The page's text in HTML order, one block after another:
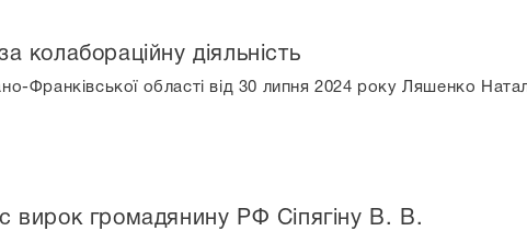
колабораційну діяльність
Франківської області від 30 липня 2024 року Ляшенко
вирок громадянину РФ Сіпягіну В. В.